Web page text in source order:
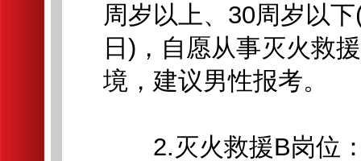
周岁以上、30周岁以
日)，自愿从事灭火救
境，建议男性报考。
2.灭火救援B岗位：